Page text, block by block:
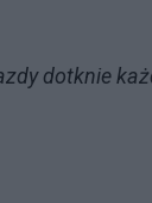
dotknie